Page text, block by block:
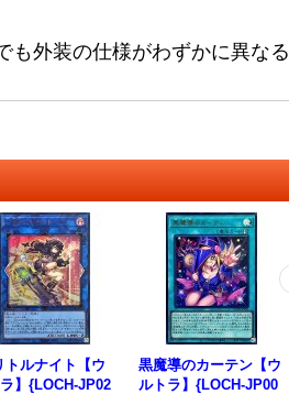
も外装の仕様がわずかに異なる
トルナイト【ウ
】{LOCH-JP02
黒魔導のカーテン【ウ
ルトラ】{LOCH-JP00